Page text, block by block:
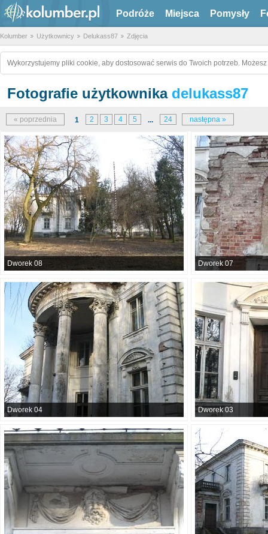
Podróże Miejsca Pomysły
Kolumber Użytkownicy Delukass87 Zdjęcia
Wykorzystujemy pliki cookie, aby dostosować serwis do Twoich potrzeb.
Fotografie użytkownika delukass87
« poprzednia 1 2 3 4 5 ... 24 następna »
Dworek 08 Dworek 07
Dworek 04 Dworek 03